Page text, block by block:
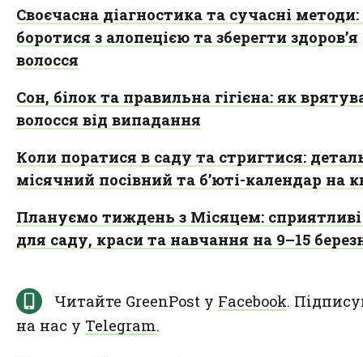
Своєчасна діагностика та сучасні
боротися з алопецією та зберегти здоров’я
волосся
Сон, білок та правильна гігієна: як
волосся від випадання
Коли поратися в саду та стригтися:
місячний посівний та б’юті-календар на
Плануємо тиждень з Місяцем: сприятливі
для саду, краси та навчання на 9–15
Читайте GreenPost у Facebook.
на нас у Telegram.